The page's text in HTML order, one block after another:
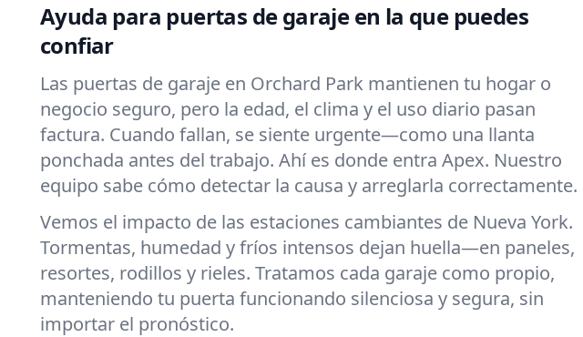
Ayuda para puertas de garaje en la que puedes
confiar
Las puertas de garaje en Orchard Park mantienen tu hogar o
negocio seguro, pero la edad, el clima y el uso diario pasan
factura. Cuando fallan, se siente urgente—como una llanta
ponchada antes del trabajo. Ahí es donde entra Apex. Nuestro
equipo sabe cómo detectar la causa y arreglarla correctamente.
Vemos el impacto de las estaciones cambiantes de Nueva York.
Tormentas, humedad y fríos intensos dejan huella—en paneles,
resortes, rodillos y rieles. Tratamos cada garaje como propio,
manteniendo tu puerta funcionando silenciosa y segura, sin
importar el pronóstico.